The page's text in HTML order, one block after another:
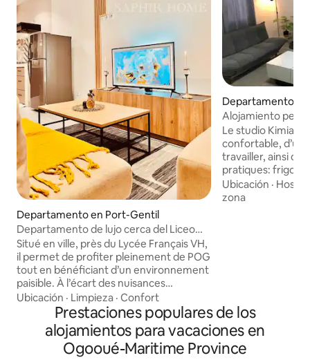
Departamento en Port-Gentil
Departamento de lujo cerca del Liceo
Francés, acogedor.
Situé en ville, près du Lycée Français VH,
il permet de profiter pleinement de POG
tout en bénéficiant d’un environnement
paisible. À l’écart des nuisances
urbaines, il se distingue par son
atmosphère sereine et sa grande cour,
véritable atout offrant espace, intimité
et confort. Pensé pour le bien-être et la
tranquillité, il convient parfaitement aux
Ubicación · Limpieza · Confort
Departamento
Alojamiento
profesional o de
Le studio Kimia
confortable, d’un
travailler, ainsi
pratiques: frigo,
et tout le
autonome. Votre confort est notre
Ubicación ·
zona
Prestaciones populares de los
alojamientos para vacaciones en
Ogooué-Maritime Province